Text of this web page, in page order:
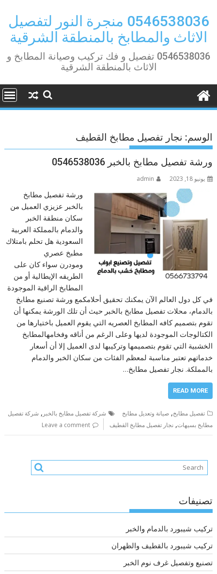
content
0546538036 منجرة النور لتفصيل
الاثاث والمطابخ بالمنطقة الشرقية
0546538036 تفصيل و فك تركيب وصيانة المطابخ و
الاثاث بالمنطقة الشرقية
الوسم: نجار تفصيل مطابخ القطيف
ورشة تفصيل مطابخ بالخبر 0546538036
يونيو 18, 2023 admin
ورشة تفصيل مطابخ
بالخبر عزيزي العميل من
سكان منطقة الخبر
والدمام بالمملكة العربية
السعودية هل تحلم بامتلاك
مطبخ عصري
ومودرن سواء كان على
الطريقه الإيطالية أو من
المطابخ الراقية الموجودة
في كل دول العالم الآن يمكنك تحقيق أحلامكمع ورشة تصنيع مطابخ
بالدمام، محلات تفصيل مطابخ بالخبر حيث أن تلك الورشة يمكنها أن
تقوم بتصميم كافه المطابخ العصريه التي يقوم العميل باختيارها من
الكتالوجات الموجودة لديها وعلى الرغم من أناقه وفخامهالمطابخ
الخشبية التي تقوم بتصميمها وتركيبها لدى العميل إلا أن أسعار
خدماتهم تعتبر مناسبة لمعظم الفئات من سكان الخبر والدمام
بالمملكة. نجار تفصيل مطابخ…
READ MORE
تفصيل مطابخ,صيانة وتعديل مطابخ شركة تفصيل مطابخ بالخبر , شركة تفصيل
مطابخ بسيهات,نجار تفصيل مطابخ القطيف Leave a comment
تصنيفات
تركيب شيبورد بالدمام والخبر
تركيب شيبورد بالقطيف والظهران
تصنيع وتفصيل غرف نوم الخبر